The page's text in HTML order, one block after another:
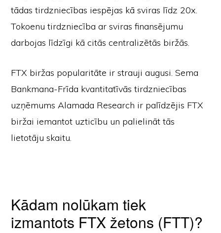
tādas tirdzniecības iespējas kā sviras līdz 20x.
Tokoenu tirdzniecība ar sviras finansējumu
darbojas līdzīgi kā citās centralizētās biržās.
FTX biržas popularitāte ir strauji augusi. Sema
Bankmana-Frīda kvantitatīvās tirdzniecības
uzņēmums Alamada Research ir palīdzējis FTX
biržai iemantot uzticību un palielināt tās
lietotāju skaitu.
Kādam nolūkam tiek
izmantots FTX žetons (FTT)?